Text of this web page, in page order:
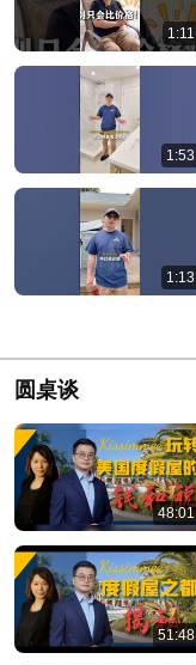
1:11
1:53
1:13
圆桌谈
48:01
51:48